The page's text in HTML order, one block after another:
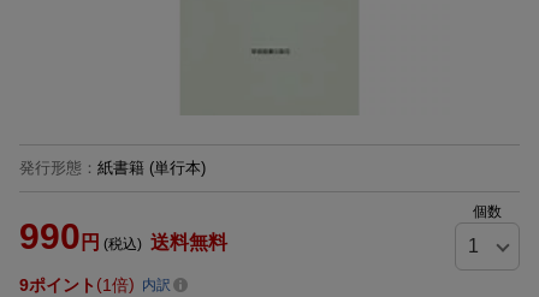
発行形態 ： 紙書籍 (単行本)
990 円 (税込) 送料無料
個数
9ポイント 1倍 内訳